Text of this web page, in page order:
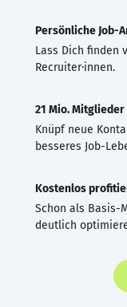
Persönliche Job-
Lass Dich finden
Recruiter·innen.
21 Mio. Mitglieder
Knüpf neue
besseres Job-
Kostenlos
Schon als Basis-
deutlich